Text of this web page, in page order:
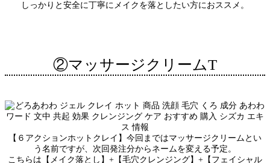
しっかりと安全に丁寧にメイクを落としたい方におススメ。
②マッサージクリームT
【６アクションホットクレイ】今回まではマッサージクリームとい
う名前ですが、次回発注分からネームを変える予定。
こちらは【メイク落とし】+【毛穴クレンジング】+【フェイシャル